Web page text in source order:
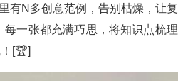
有N多创意范例，告别枯燥，让复
一张都充满巧思，将知识点梳理
[🏆]